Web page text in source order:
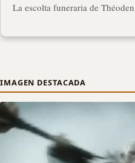
La escolta funeraria de
IMAGEN DESTACADA